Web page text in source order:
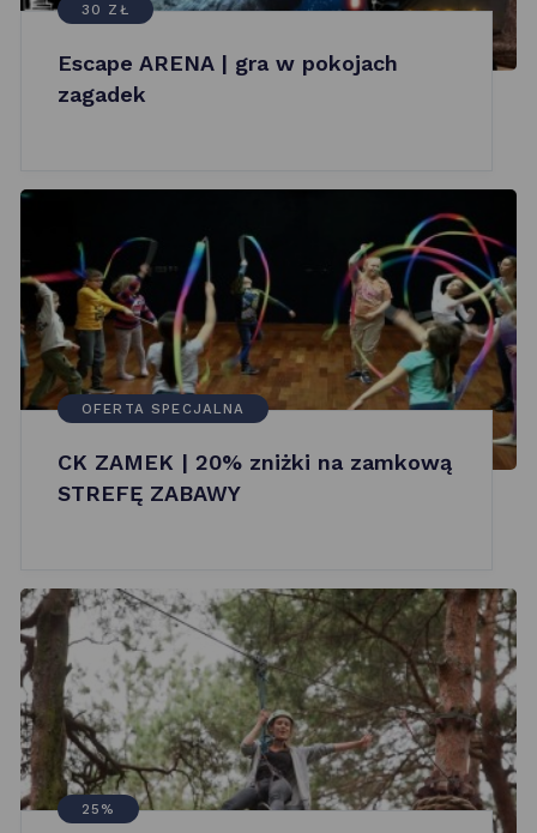
30 ZŁ
Escape ARENA | gra w pokojach
zagadek
OFERTA SPECJALNA
CK ZAMEK | 20% zniżki na zamkową
STREFĘ ZABAWY
25%